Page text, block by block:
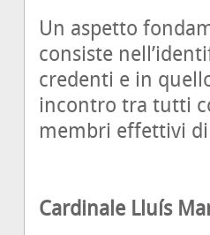
Un aspetto
consiste
credenti e in
incontro tra tutti
membri effettivi
Cardinale Lluís